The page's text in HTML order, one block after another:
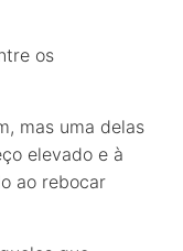
os
mas uma delas
elevado e à
ao rebocar